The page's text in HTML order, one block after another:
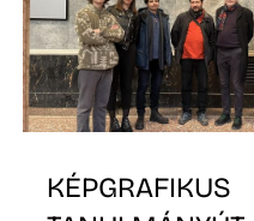
KÉPGRAFIKUS